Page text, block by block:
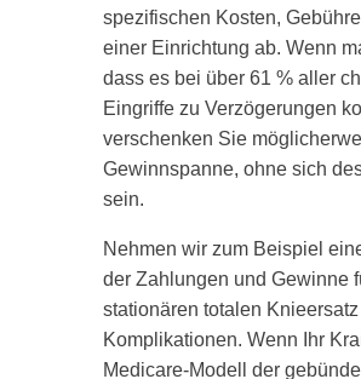
spezifischen Kosten,
einer Einrichtung ab. Wenn
dass es bei über 61 % aller
Eingriffe zu Verzögerungen
verschenken Sie
Gewinnspanne, ohne sich
sein.
Nehmen wir zum Beispiel
der Zahlungen und Gewinne
stationären totalen
Komplikationen. Wenn Ihr
Medicare-Modell der